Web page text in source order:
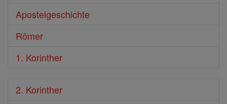
Apostelgeschichte
Römer
1. Korinther
2. Korinther